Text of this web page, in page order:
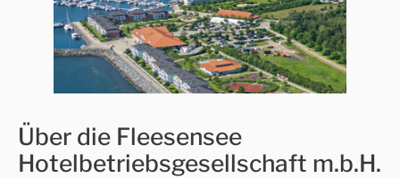
Über die Fleesensee
Hotelbetriebsgesellschaft m.b.H.